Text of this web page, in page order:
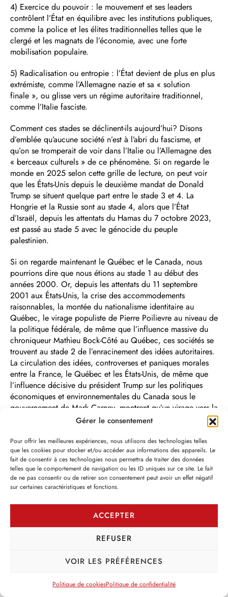
Gérer le consentement
Pour offrir les meilleures expériences, nous utilisons des technologies telles
que les cookies pour stocker et/ou accéder aux informations des appareils. Le
fait de consentir à ces technologies nous permettra de traiter des données
telles que le comportement de navigation ou les ID uniques sur ce site. Le fait
de ne pas consentir ou de retirer son consentement peut avoir un effet négatif
sur certaines caractéristiques et fonctions.
ACCEPTER
REFUSER
VOIR LES PRÉFÉRENCES
Politique de cookiesPolitique de confidentialité
4) Exercice du pouvoir : le mouvement et ses leaders
contrôlent l’État en équilibre avec les institutions publiques,
comme la police et les élites traditionnelles telles que le
clergé et les magnats de l’économie, avec une forte
mobilisation populaire.
5) Radicalisation ou entropie : l’État devient de plus en plus
extrémiste, comme l’Allemagne nazie et sa « solution
finale », ou glisse vers un régime autoritaire traditionnel,
comme l’Italie fasciste.
Comment ces stades se déclinent-ils aujourd’hui? Disons
d’emblée qu’aucune société n’est à l’abri du fascisme, et
qu’on se tromperait de voir dans l’Italie ou l’Allemagne des
« berceaux culturels » de ce phénomène. Si on regarde le
monde en 2025 selon cette grille de lecture, on peut voir
que les États-Unis depuis le deuxième mandat de Donald
Trump se situent quelque part entre le stade 3 et 4. La
Hongrie et la Russie sont au stade 4, alors que l’État
d’Israël, depuis les attentats du Hamas du 7 octobre 2023,
est passé au stade 5 avec le génocide du peuple
palestinien.
Si on regarde maintenant le Québec et le Canada, nous
pourrions dire que nous étions au stade 1 au début des
années 2000. Or, depuis les attentats du 11 septembre
2001 aux États-Unis, la crise des accommodements
raisonnables, la montée du nationalisme identitaire au
Québec, le virage populiste de Pierre Poilievre au niveau de
la politique fédérale, de même que l’influence massive du
chroniqueur Mathieu Bock-Côté au Québec, ces sociétés se
trouvent au stade 2 de l’enracinement des idées autoritaires.
La circulation des idées, controverses et paniques morales
entre la France, le Québec et les États-Unis, de même que
l’influence décisive du président Trump sur les politiques
économiques et environnementales du Canada sous le
gouvernement de Mark Carney, montrent qu’un virage vers la
droite dure est bien en cours.
Même le gouvernement de François Legault, qui est en
baisse constante dans les intentions de vote depuis 2023,
mise sur un virage vers la droite décomplexée pour espérer
remonter les sondages depuis l’automne 2025. Entendons-
nous bien : je ne dis pas ici que Legault est un « fasciste »
Mais le nationalisme conservateur revendiqué par Legault
depuis son premier mandat est en train de se radicaliser, et
de flirter dangereusement avec certaines politiques
déposé une série
de projets de loi